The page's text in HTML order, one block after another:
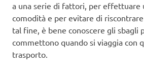
a una serie di fattori, per effettuare
comodità e per evitare di
tal fine, è bene conoscere gli sbagli
commettono quando si viaggia con
trasporto.